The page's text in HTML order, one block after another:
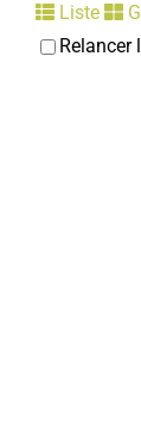
Liste
Relancer